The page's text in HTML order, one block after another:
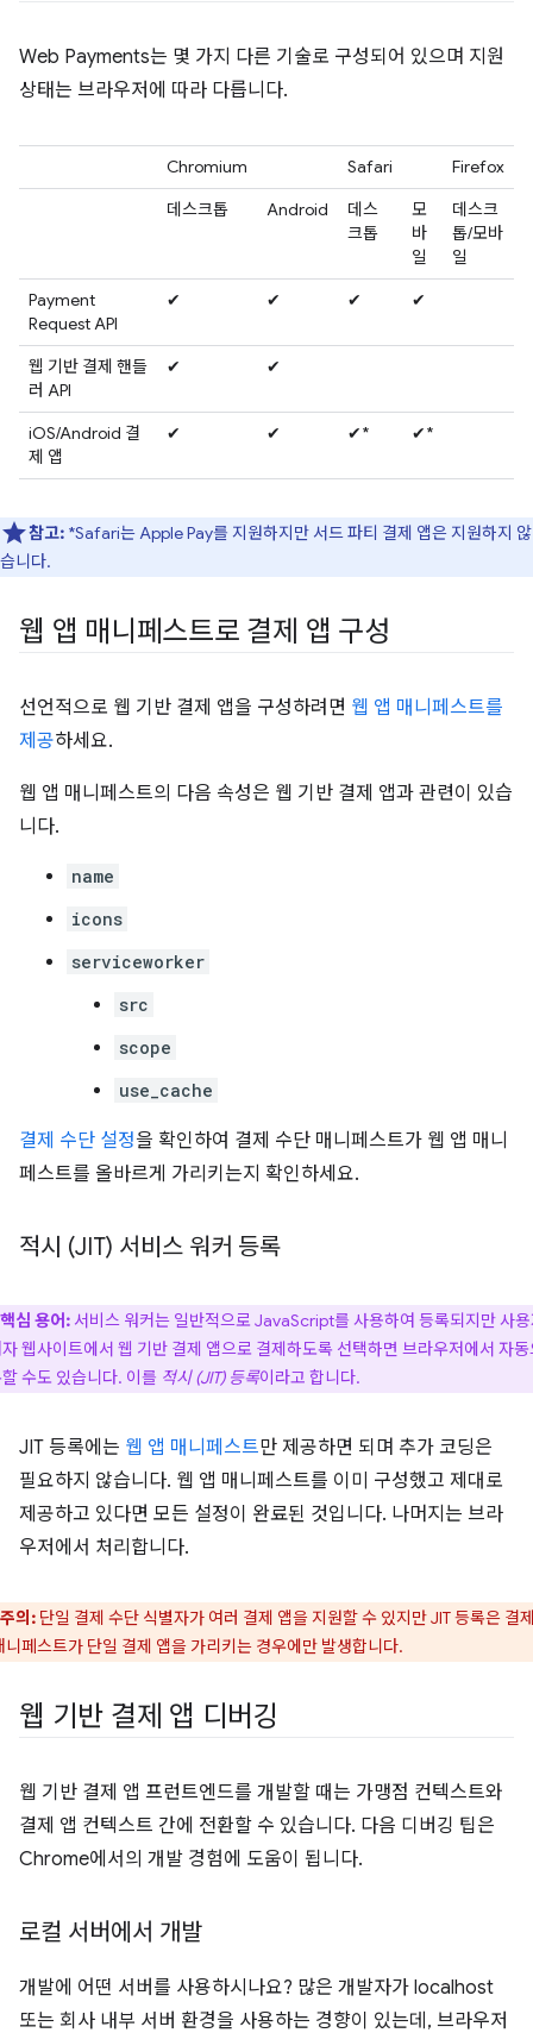
Web Payments는 몇 가지 다른 기술로 구성되어 있으며 지원
상태는 브라우저에 따라 다릅니다.
Chromium Safari
Firefox
데스크톱
Android
데스
크톱
모
바
일
데스크
톱/모바
일
Payment
Request API
✔ ✔ ✔ ✔
웹 기반 결제 핸들
러 API
✔ ✔
iOS/Android 결
제 앱
✔ ✔ ✔* ✔*
참고: *Safari는 Apple Pay를 지원하지만 서드 파티 결제 앱은 지원하지 않
습니다.
웹 앱 매니페스트로 결제 앱 구성
선언적으로 웹 기반 결제 앱을 구성하려면 웹 앱 매니페스트를
제공하세요.
웹 앱 매니페스트의 다음 속성은 웹 기반 결제 앱과 관련이 있습
니다.
name
icons
serviceworker
src
scope
use_cache
결제 수단 설정을 확인하여 결제 수단 매니페스트가 웹 앱 매니
페스트를 올바르게 가리키는지 확인하세요.
적시 (JIT) 서비스 워커 등록
핵심 용어: 서비스 워커는 일반적으로 JavaScript를 사용하여 등록되지만 사
웹사이트에서 웹 기반 결제 앱으로 결제하도록 선택하면 브라우저에서 자
수도 있습니다. 이를 적시 (JIT) 등록이라고 합니다.
JIT 등록에는 웹 앱 매니페스트만 제공하면 되며 추가 코딩은
필요하지 않습니다. 웹 앱 매니페스트를 이미 구성했고 제대로
제공하고 있다면 모든 설정이 완료된 것입니다. 나머지는 브라
우저에서 처리합니다.
주의: 단일 결제 수단 식별자가 여러 결제 앱을 지원할 수 있지만 JIT 등록은 결
니페스트가 단일 결제 앱을 가리키는 경우에만 발생합니다.
웹 기반 결제 앱 디버깅
웹 기반 결제 앱 프런트엔드를 개발할 때는 가맹점 컨텍스트와
결제 앱 컨텍스트 간에 전환할 수 있습니다. 다음 디버깅 팁은
Chrome에서의 개발 경험에 도움이 됩니다.
로컬 서버에서 개발
개발에 어떤 서버를 사용하시나요? 많은 개발자가 localhost
또는 회사 내부 서버 환경을 사용하는 경향이 있는데, 브라우저